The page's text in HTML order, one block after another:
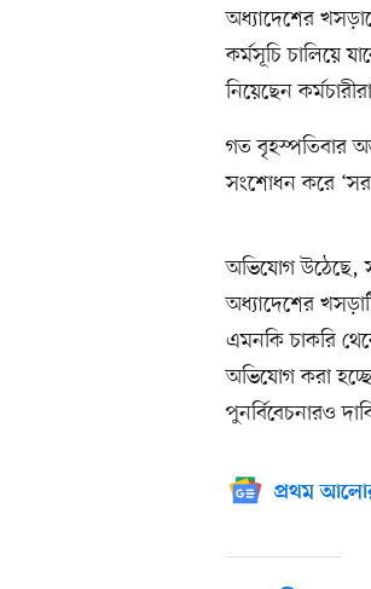
অধ্যাদেশের
কর্মসূচি চালিয়ে
নিয়েছেন
গত বৃহস্পতিবার
সংশোধন করে
অভিযোগ উঠেছে,
অধ্যাদেশের
এমনকি চাকরি
অভিযোগ করা
পুনর্বিবেচনারও
প্রথম